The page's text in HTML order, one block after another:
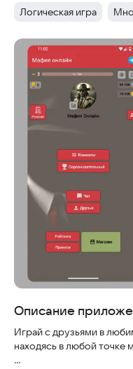
Тег :
Логическая игра Тег:
Описание
Играй с друзьями в
находясь в любой точке